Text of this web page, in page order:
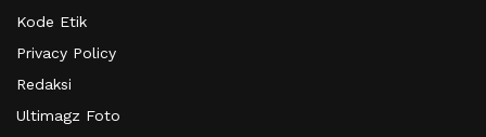
Kode Etik
Privacy Policy
Redaksi
Ultimagz Foto